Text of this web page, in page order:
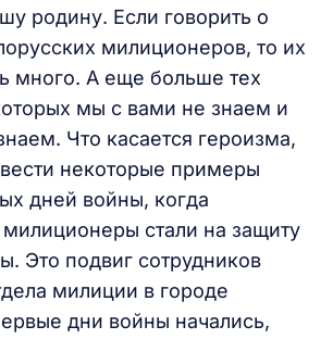
родину. Если говорить о
милиционеров, то их
много. А еще больше тех
мы с вами не знаем и
Что касается героизма,
некоторые примеры
дней войны, когда
стали на защиту
Это подвиг сотрудников
милиции в городе
дни войны начались,